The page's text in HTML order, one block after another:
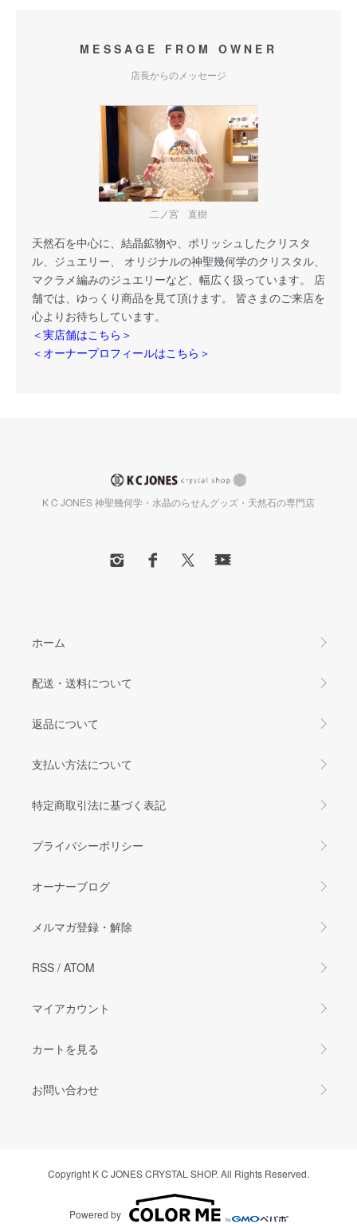
MESSAGE FROM OWNER
店長からのメッセージ
二ノ宮 直樹
天然石を中心に、結晶鉱物や、ポリッシュしたクリスタ
ル、ジュエリー、 オリジナルの神聖幾何学のクリスタル、
マクラメ編みのジュエリーなど、幅広く扱っています。 店
舗では、ゆっくり商品を見て頂けます。 皆さまのご来店を
心よりお待ちしています。
＜実店舗はこちら＞
＜オーナープロフィールはこちら＞
K C JONES 神聖幾何学・水晶のらせんグッズ・天然石の専門店
ホーム
配送・送料について
返品について
支払い方法について
特定商取引法に基づく表記
プライバシーポリシー
オーナーブログ
メルマガ登録・解除
RSS / ATOM
マイアカウント
カートを見る
お問い合わせ
Copyright K C JONES CRYSTAL SHOP. All Rights Reserved.
Powered by